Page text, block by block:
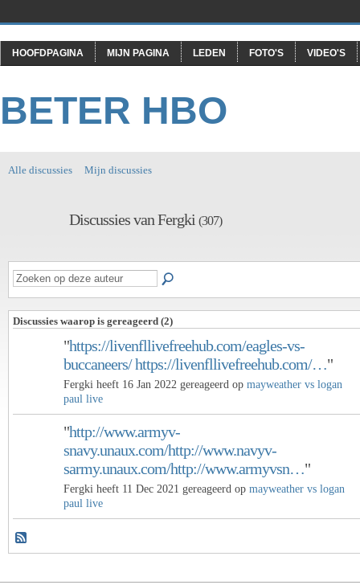
HOOFDPAGINA MIJN PAGINA LEDEN FOTO'S VIDEO'S
BETER HBO
Alle discussies Mijn discussies
Discussies van Fergki (307)
Discussies waarop is gereageerd (2)
"https://livenfllivefreehub.com/eagles-vs-
buccaneers/ https://livenfllivefreehub.com/…"
Fergki heeft 16 Jan 2022 gereageerd op mayweather vs logan
paul live
"http://www.armyv-
snavy.unaux.com/http://www.navyv-
sarmy.unaux.com/http://www.armyvsn…"
Fergki heeft 11 Dec 2021 gereageerd op mayweather vs logan
paul live